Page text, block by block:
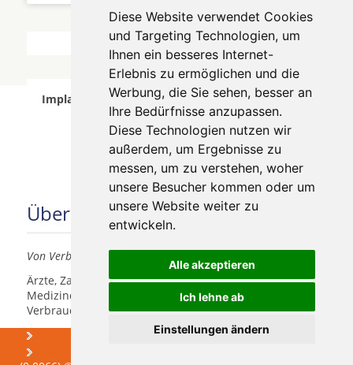
Diese Website verwendet Cookies
und Targeting Technologien, um
Ihnen ein besseres Internet-
Erlebnis zu ermöglichen und die
Werbung, die Sie sehen, besser an
Ihre Bedürfnisse anzupassen.
Diese Technologien nutzen wir
außerdem, um Ergebnisse zu
messen, um zu verstehen, woher
unsere Besucher kommen oder um
unsere Website weiter zu
entwickeln.
Alle akzeptieren
Ich lehne ab
Einstellungen ändern
Implantologen in Dänemark wurde am 06 August
2026 aktualisiert.
Über uns
Von Verbrauchern für Verbraucher
Ärzte, Zahnärzte, Akustiker und andere
Medizindienstleister haben hier die Möglichkeit, sich
Verbrauchern vorzustellen.
Was kosten